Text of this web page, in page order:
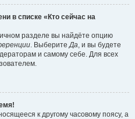
в списке «Кто сейчас на
разделе вы найдёте опцию
. ВыберитеДа, и вы будете
и самому себе. Для всех
к другому часовому поясу, а